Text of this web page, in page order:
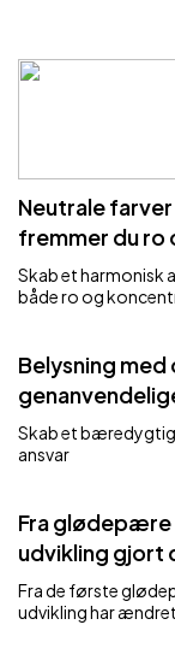
Neutrale
fremmer du ro
Skab et harmonisk
både ro og
Belysning
Skab et
ansvar
Fra glødepære
udvikling gjort
Fra de første
udvikling har